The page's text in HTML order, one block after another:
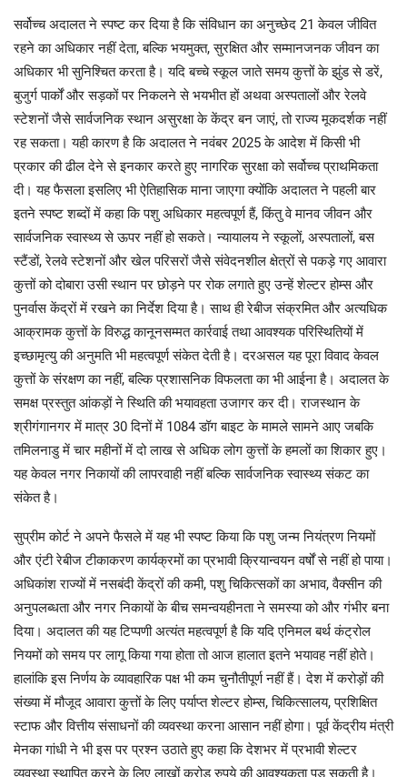
सर्वोच्च अदालत ने स्पष्ट कर दिया है कि संविधान का अनुच्छेद 21 केवल जीवित
रहने का अधिकार नहीं देता, बल्कि भयमुक्त, सुरक्षित और सम्मानजनक जीवन का
अधिकार भी सुनिश्चित करता है। यदि बच्चे स्कूल जाते समय कुत्तों के झुंड से डरें,
बुजुर्ग पार्कों और सड़कों पर निकलने से भयभीत हों अथवा अस्पतालों और रेलवे
स्टेशनों जैसे सार्वजनिक स्थान असुरक्षा के केंद्र बन जाएं, तो राज्य मूकदर्शक नहीं
रह सकता। यही कारण है कि अदालत ने नवंबर 2025 के आदेश में किसी भी
प्रकार की ढील देने से इनकार करते हुए नागरिक सुरक्षा को सर्वोच्च प्राथमिकता
दी। यह फैसला इसलिए भी ऐतिहासिक माना जाएगा क्योंकि अदालत ने पहली बार
इतने स्पष्ट शब्दों में कहा कि पशु अधिकार महत्वपूर्ण हैं, किंतु वे मानव जीवन और
सार्वजनिक स्वास्थ्य से ऊपर नहीं हो सकते। न्यायालय ने स्कूलों, अस्पतालों, बस
स्टैंडों, रेलवे स्टेशनों और खेल परिसरों जैसे संवेदनशील क्षेत्रों से पकड़े गए आवारा
कुत्तों को दोबारा उसी स्थान पर छोड़ने पर रोक लगाते हुए उन्हें शेल्टर होम्स और
पुनर्वास केंद्रों में रखने का निर्देश दिया है। साथ ही रेबीज संक्रमित और अत्यधिक
आक्रामक कुत्तों के विरुद्ध कानूनसम्मत कार्रवाई तथा आवश्यक परिस्थितियों में
इच्छामृत्यु की अनुमति भी महत्वपूर्ण संकेत देती है। दरअसल यह पूरा विवाद केवल
कुत्तों के संरक्षण का नहीं, बल्कि प्रशासनिक विफलता का भी आईना है। अदालत के
समक्ष प्रस्तुत आंकड़ों ने स्थिति की भयावहता उजागर कर दी। राजस्थान के
श्रीगंगानगर में मात्र 30 दिनों में 1084 डॉग बाइट के मामले सामने आए जबकि
तमिलनाडु में चार महीनों में दो लाख से अधिक लोग कुत्तों के हमलों का शिकार हुए।
यह केवल नगर निकायों की लापरवाही नहीं बल्कि सार्वजनिक स्वास्थ्य संकट का
संकेत है।
सुप्रीम कोर्ट ने अपने फैसले में यह भी स्पष्ट किया कि पशु जन्म नियंत्रण नियमों
और एंटी रेबीज टीकाकरण कार्यक्रमों का प्रभावी क्रियान्वयन वर्षों से नहीं हो पाया।
अधिकांश राज्यों में नसबंदी केंद्रों की कमी, पशु चिकित्सकों का अभाव, वैक्सीन की
अनुपलब्धता और नगर निकायों के बीच समन्वयहीनता ने समस्या को और गंभीर बना
दिया। अदालत की यह टिप्पणी अत्यंत महत्वपूर्ण है कि यदि एनिमल बर्थ कंट्रोल
नियमों को समय पर लागू किया गया होता तो आज हालात इतने भयावह नहीं होते।
हालांकि इस निर्णय के व्यावहारिक पक्ष भी कम चुनौतीपूर्ण नहीं हैं। देश में करोड़ों की
संख्या में मौजूद आवारा कुत्तों के लिए पर्याप्त शेल्टर होम्स, चिकित्सालय, प्रशिक्षित
स्टाफ और वित्तीय संसाधनों की व्यवस्था करना आसान नहीं होगा। पूर्व केंद्रीय मंत्री
मेनका गांधी ने भी इस पर प्रश्न उठाते हुए कहा कि देशभर में प्रभावी शेल्टर
व्यवस्था स्थापित करने के लिए लाखों करोड़ रुपये की आवश्यकता पड़ सकती है।